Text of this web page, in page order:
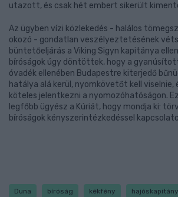
utazott, és csak hét embert sikerült
Az ügyben vízi közlekedés - halálos
okozó - gondatlan veszélyeztetésének
büntetőeljárás a Viking Sigyn kapitánya
bíróságok úgy döntöttek, hogy a
óvadék ellenében Budapestre kiterjedő
hatálya alá kerül, nyomkövetőt kell
köteles jelentkezni a nyomozóhatóságon.
legfőbb ügyész a Kúriát, hogy mondja ki:
bíróságok kényszerintézkedéssel
Duna bíróság kékfény hajóskapitány